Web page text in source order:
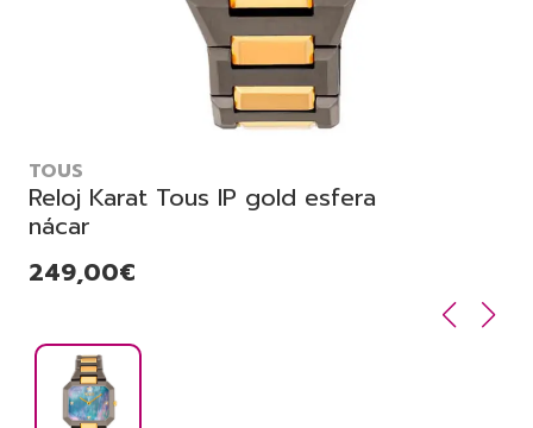
TOUS
Reloj Karat Tous IP gold esfera
nácar
249,00€